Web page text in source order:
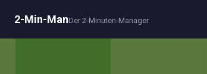
2-Min-ManDer 2-Minuten-Manager